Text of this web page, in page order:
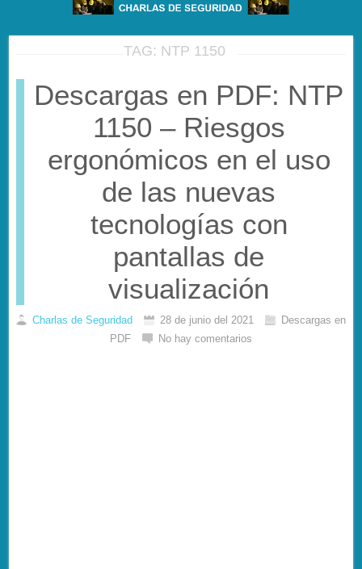
TAG: NTP 1150
Descargas en PDF: NTP
1150 – Riesgos
ergonómicos en el uso
de las nuevas
tecnologías con
pantallas de
visualización
Charlas de Seguridad 28 de junio del 2021
Descargas en
PDF
No hay comentarios